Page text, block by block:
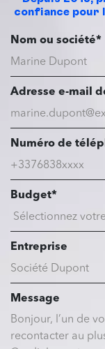
confiance pour
Nom ou société*
Adresse e-mail
Numéro de
Budget*
Entreprise
Message